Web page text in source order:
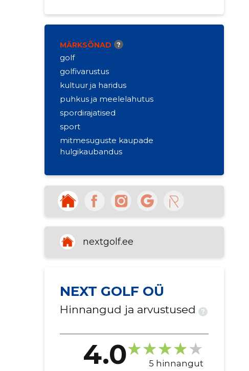
MÄRKSÕNAD ?
golf
golfivarustus
kultuur ja haridus
puhkus ja meelelahutus
spordirajatised
sport
mitmesuguste kaupade
hulgikaubandus
nextgolf.ee
NEXT GOLF OÜ
Hinnangud ja arvustused ?
4.0 5 hinnangut